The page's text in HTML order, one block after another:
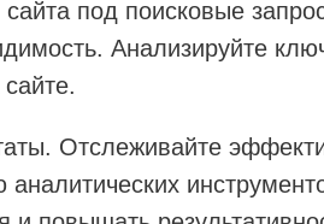
под поисковые
Анализируйте
Отслеживайте